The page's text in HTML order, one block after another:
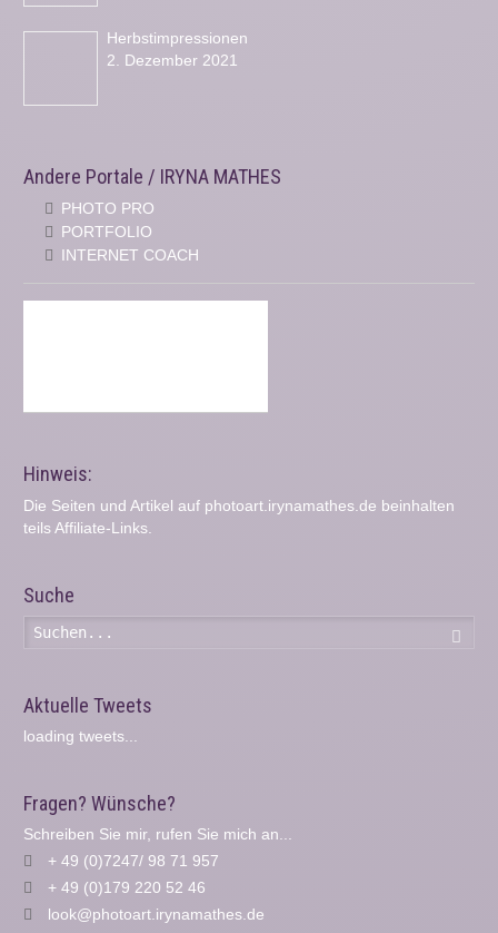
Herbstimpressionen
2. Dezember 2021
Andere Portale / IRYNA MATHES
PHOTO PRO
PORTFOLIO
INTERNET COACH
Hinweis:
Die Seiten und Artikel auf photoart.irynamathes.de beinhalten
teils Affiliate-Links.
Suche
Aktuelle Tweets
loading tweets...
Fragen? Wünsche?
Schreiben Sie mir, rufen Sie mich an...
+ 49 (0)7247/ 98 71 957
+ 49 (0)179 220 52 46
look@photoart.irynamathes.de